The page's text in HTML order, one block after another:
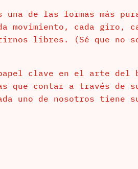
de las formas más
cada giro,
libres. (Sé que no
clave en el arte del
contar a través de
uno de nosotros tiene